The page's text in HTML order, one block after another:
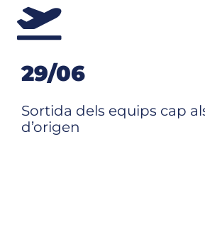
29/06
Sortida dels equips cap
d’origen